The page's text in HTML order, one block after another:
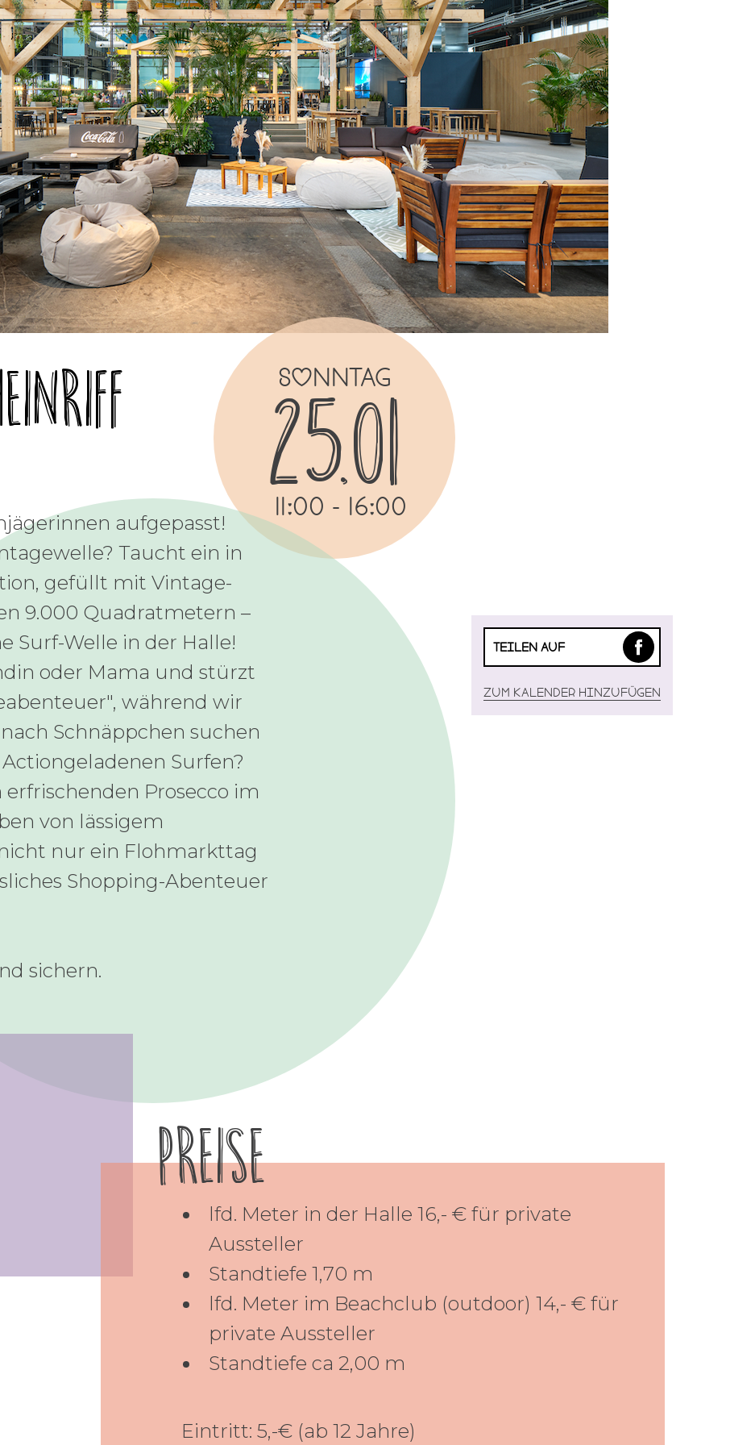
Sonntag
25.01
11:00 - 16:00
aufgepasst!
Taucht ein in
gefüllt mit Vintage-
9.000 Quadratmetern –
Surf-Welle in der Halle!
oder Mama und stürzt
während wir
Schnäppchen suchen
Surfen?
Prosecco im
von lässigem
nur ein Flohmarkttag
Shopping-Abenteuer
sichern.
TEILEN AUF
Zum Kalender hinzufügen
Preise
lfd. Meter in der Halle 16,- € für private
Aussteller
Standtiefe 1,70 m
lfd. Meter im Beachclub (outdoor) 14,- € für
private Aussteller
Standtiefe ca 2,00 m
Eintritt: 5,-€ (ab 12 Jahre)